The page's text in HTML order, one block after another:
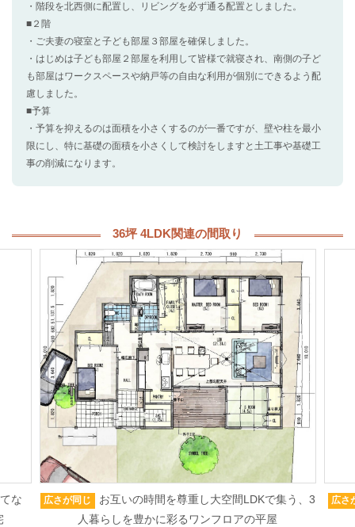
・階段を北西側に配置し、リビングを必ず通る配置としました。
■２階
・ご夫妻の寝室と子ども部屋３部屋を確保しました。
・はじめは子ども部屋２部屋を利用して皆様で就寝され、南側の子ど
も部屋はワークスペースや納戸等の自由な利用が個別にできるよう配
慮しました。
■予算
・予算を抑えるのは面積を小さくするのが一番ですが、壁や柱を最小
限にし、特に基礎の面積を小さくして検討をしますと土工事や基礎工
事の削減になります。
36坪 4LDK関連の間取り
な
広さが同じ
お互いの時間を尊重し大空間LDKで集う、3
人暮らしを豊かに彩るワンフロアの平屋
広さ